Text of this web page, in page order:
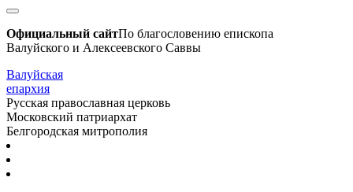
Официальный сайтПо благословению епископа
Валуйского и Алексеевского Саввы
Валуйская
епархия
Русская православная церковь
Московский патриархат
Белгородская митрополия